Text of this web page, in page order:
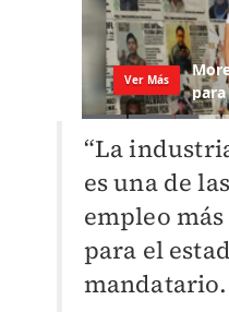
“La
es una de
empleo
para el
mandatario.